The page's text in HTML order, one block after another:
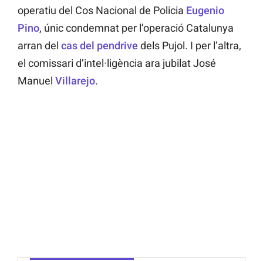
operatiu del Cos Nacional de Policia Eugenio
Pino, únic condemnat per l’operació Catalunya
arran del cas del pendrive dels Pujol. I per l’altra,
el comissari d’intel·ligència ara jubilat José
Manuel Villarejo.